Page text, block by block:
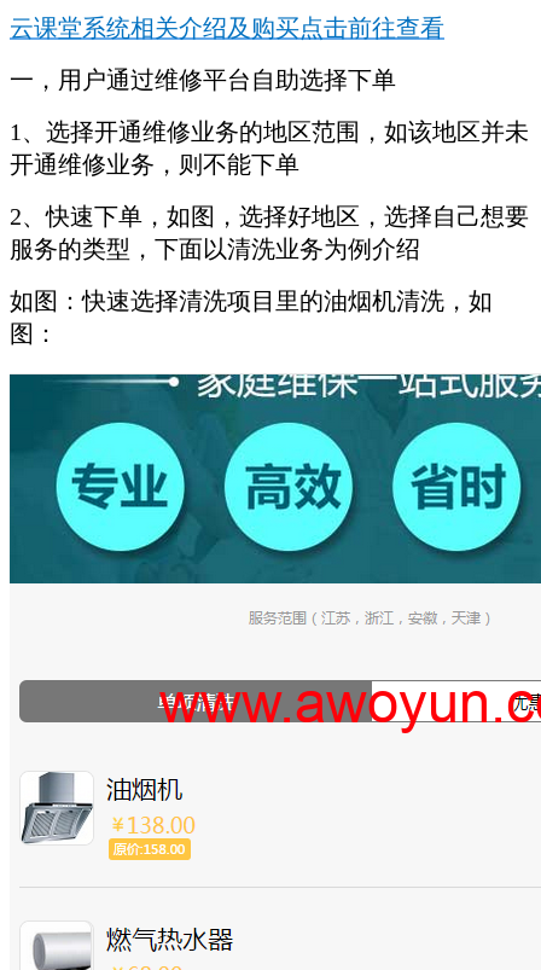
云课堂系统相关介绍及购买点击前往查看
一，用户通过维修平台自助选择下单
1、选择开通维修业务的地区范围，如该地区并未
开通维修业务，则不能下单
2、快速下单，如图，选择好地区，选择自己想要
服务的类型，下面以清洗业务为例介绍
如图：快速选择清洗项目里的油烟机清洗，如
图：